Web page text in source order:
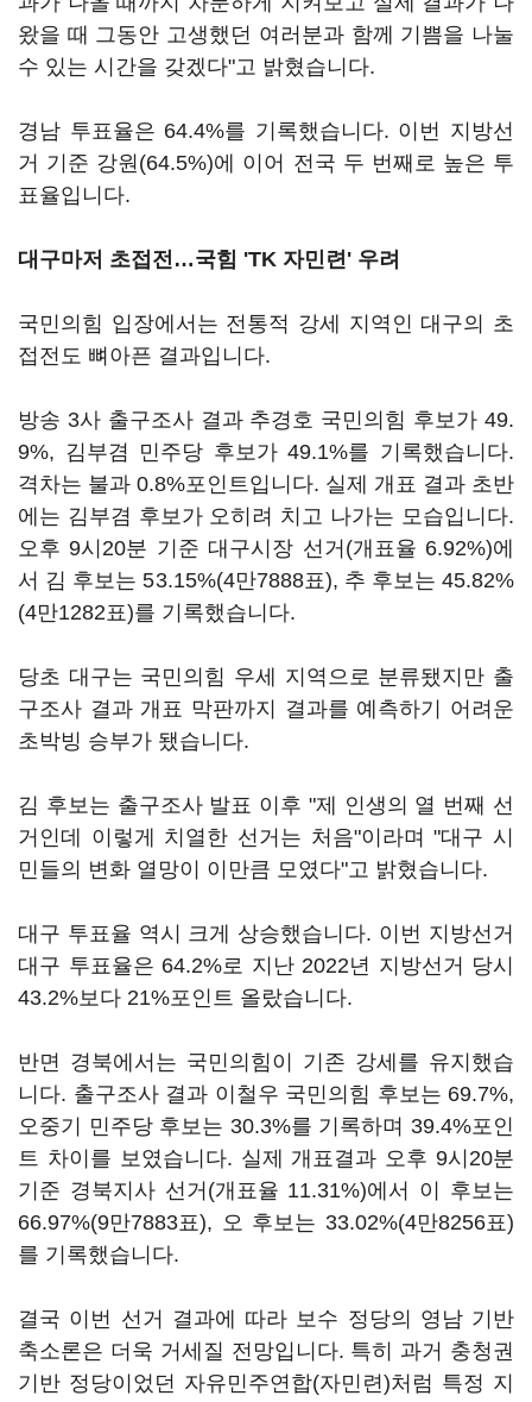
왔을 때 그동안 고생했던 여러분과 함께 기쁨을 나눌
수 있는 시간을 갖겠다"고 밝혔습니다.
경남 투표율은 64.4%를 기록했습니다. 이번 지방선
거 기준 강원(64.5%)에 이어 전국 두 번째로 높은 투
표율입니다.
대구마저 초접전…국힘 'TK 자민련' 우려
국민의힘 입장에서는 전통적 강세 지역인 대구의 초
접전도 뼈아픈 결과입니다.
방송 3사 출구조사 결과 추경호 국민의힘 후보가 49.
9%, 김부겸 민주당 후보가 49.1%를 기록했습니다.
격차는 불과 0.8%포인트입니다. 실제 개표 결과 초반
에는 김부겸 후보가 오히려 치고 나가는 모습입니다.
오후 9시20분 기준 대구시장 선거(개표율 6.92%)에
서 김 후보는 53.15%(4만7888표), 추 후보는 45.82%
(4만1282표)를 기록했습니다.
당초 대구는 국민의힘 우세 지역으로 분류됐지만 출
구조사 결과 개표 막판까지 결과를 예측하기 어려운
초박빙 승부가 됐습니다.
김 후보는 출구조사 발표 이후 "제 인생의 열 번째 선
거인데 이렇게 치열한 선거는 처음"이라며 "대구 시
민들의 변화 열망이 이만큼 모였다"고 밝혔습니다.
대구 투표율 역시 크게 상승했습니다. 이번 지방선거
대구 투표율은 64.2%로 지난 2022년 지방선거 당시
43.2%보다 21%포인트 올랐습니다.
반면 경북에서는 국민의힘이 기존 강세를 유지했습
니다. 출구조사 결과 이철우 국민의힘 후보는 69.7%,
오중기 민주당 후보는 30.3%를 기록하며 39.4%포인
트 차이를 보였습니다. 실제 개표결과 오후 9시20분
기준 경북지사 선거(개표율 11.31%)에서 이 후보는
66.97%(9만7883표), 오 후보는 33.02%(4만8256표)
를 기록했습니다.
결국 이번 선거 결과에 따라 보수 정당의 영남 기반
축소론은 더욱 거세질 전망입니다. 특히 과거 충청권
기반 정당이었던 자유민주연합(자민련)처럼 특정 지